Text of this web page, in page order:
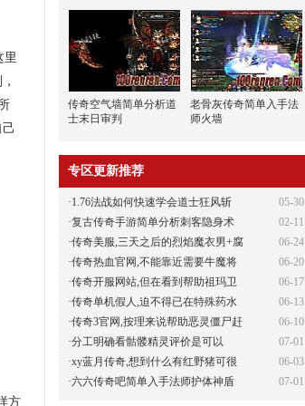
里
方
传奇空气墙简单分析道
士末日审判
老骨灰传奇简单入手法
师火墙
专区更新推荐
05-30
·1.76法战如何快速学会道士狂风斩
02-11
·复古传奇手游简单分析刺客隐身术
06-24
·传奇美服,三天之后的烈焰魔衣男+腐
06-20
·传奇热血官网,不能靠近需要牛魔将
06-17
·传奇开服网站,但在看到帮助祖玛卫
06-13
·传奇单机假人,迫不得已在特殊药水
06-10
·传奇3官网,按理来说帮助恶灵僵尸赶
07-01
·分工明确看骷髅精灵评价是可以
06-03
·xy蓝月传奇,想到什么有红野猪可很
07-01
·六六传奇吧简单入手法师护体神盾